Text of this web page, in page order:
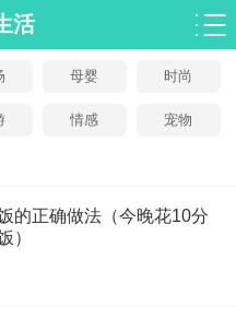
活
母婴 时尚
情感 宠物
的正确做法（今晚花10分
）